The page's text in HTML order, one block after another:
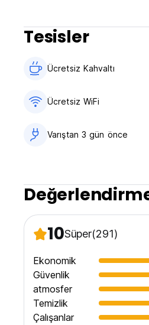
Tesisler
Ücretsiz Kahvaltı‎
Ücretsiz WiFi
Varıştan 3 gün önce
10Süper(291)
Ekonomik
Güvenlik
atmosfer
Temizlik
Çalışanlar